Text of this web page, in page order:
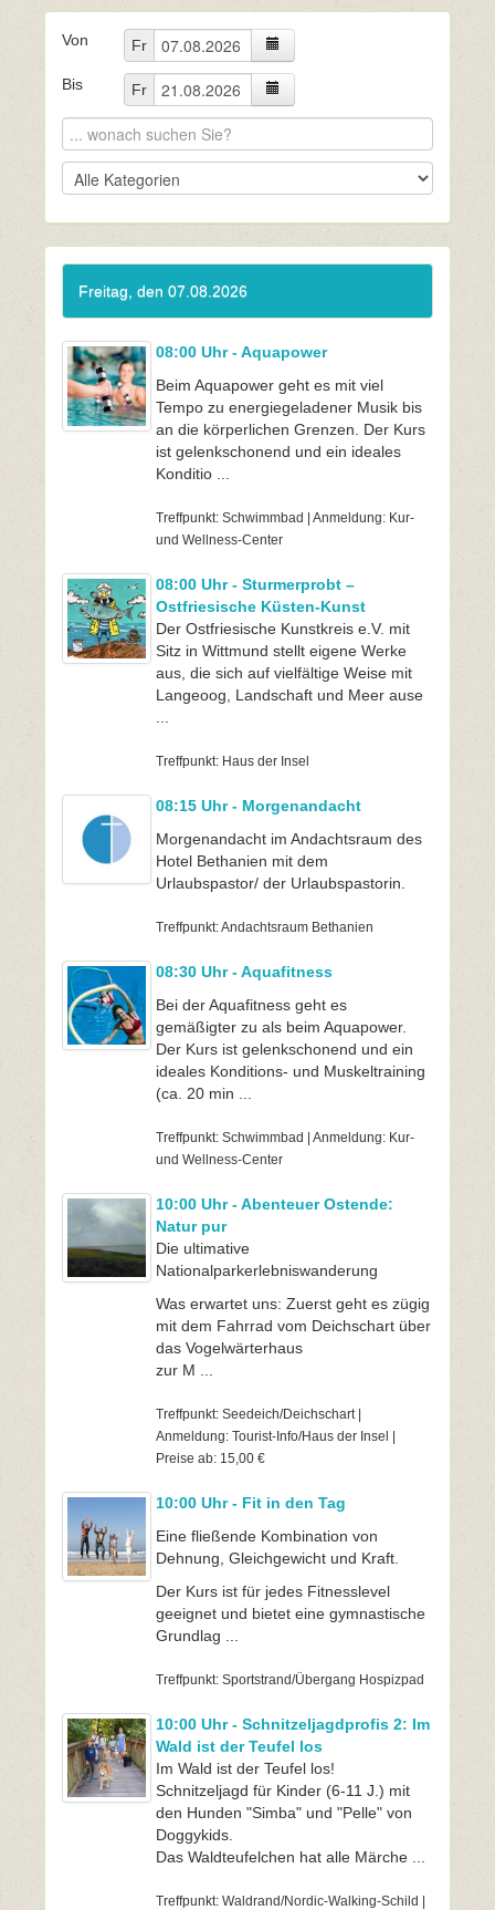
Von Fr
Bis Fr
Freitag, den 07.08.2026
08:00 Uhr - Aquapower
Beim Aquapower geht es mit viel
Tempo zu energiegeladener Musik bis
an die körperlichen Grenzen. Der Kurs
ist gelenkschonend und ein ideales
Konditio ...
Treffpunkt: Schwimmbad | Anmeldung: Kur-
und Wellness-Center
08:00 Uhr - Sturmerprobt –
Ostfriesische Küsten-Kunst
Der Ostfriesische Kunstkreis e.V. mit
Sitz in Wittmund stellt eigene Werke
aus, die sich auf vielfältige Weise mit
Langeoog, Landschaft und Meer ause
Treffpunkt: Haus der Insel
08:15 Uhr - Morgenandacht
Morgenandacht im Andachtsraum des
Hotel Bethanien mit dem
Urlaubspastor/ der Urlaubspastorin.
Treffpunkt: Andachtsraum Bethanien
08:30 Uhr - Aquafitness
Bei der Aquafitness geht es
gemäßigter zu als beim Aquapower.
Der Kurs ist gelenkschonend und ein
ideales Konditions- und Muskeltraining
(ca. 20 min ...
Treffpunkt: Schwimmbad | Anmeldung: Kur-
und Wellness-Center
10:00 Uhr - Abenteuer Ostende:
Natur pur
Die ultimative
Nationalparkerlebniswanderung
Was erwartet uns: Zuerst geht es zügig
mit dem Fahrrad vom Deichschart über
das Vogelwärterhaus
zur M ...
Treffpunkt: Seedeich/Deichschart |
Anmeldung: Tourist-Info/Haus der Insel |
Preise ab: 15,00 €
10:00 Uhr - Fit in den Tag
Eine fließende Kombination von
Dehnung, Gleichgewicht und Kraft.
Der Kurs ist für jedes Fitnesslevel
geeignet und bietet eine gymnastische
Grundlag ...
Treffpunkt: Sportstrand/Übergang Hospizpad
10:00 Uhr - Schnitzeljagdprofis 2: Im
Wald ist der Teufel los
Im Wald ist der Teufel los!
Schnitzeljagd für Kinder (6-11 J.) mit
den Hunden "Simba" und "Pelle" von
Doggykids.
Das Waldteufelchen hat alle Märche ...
Treffpunkt: Waldrand/Nordic-Walking-Schild |